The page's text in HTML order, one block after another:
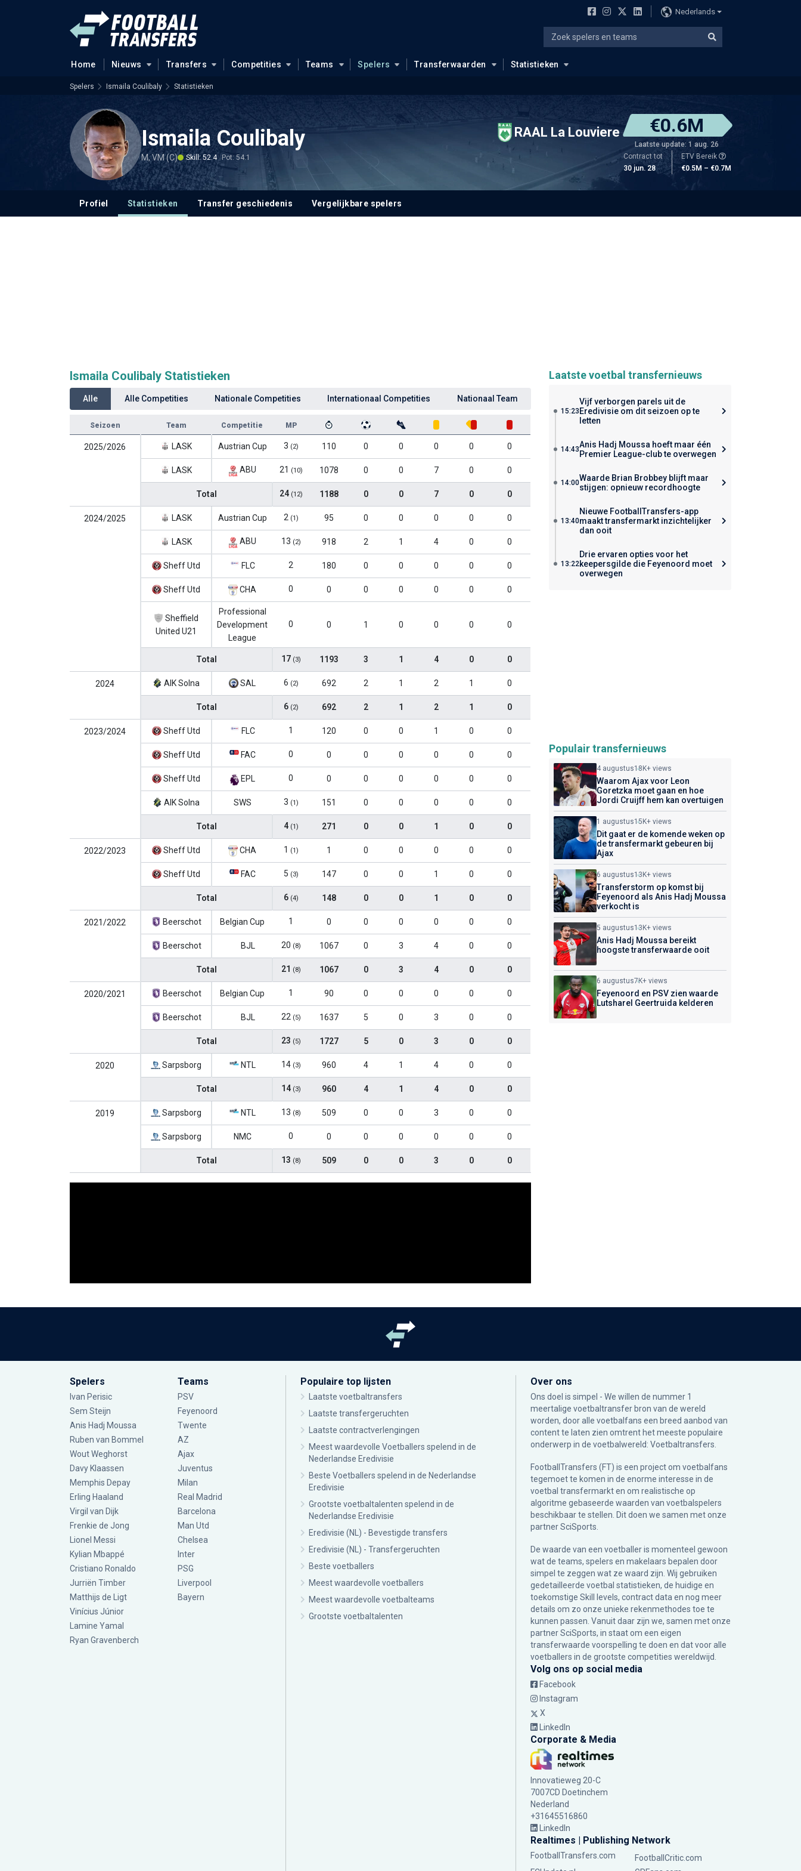
Nederlands
Home Nieuws Transfers Competities Teams Spelers Transferwaarden Statistieken
Spelers Ismaila Coulibaly Statistieken
Ismaila Coulibaly
M, VM (C) Skill: 52.4 Pot: 54.1
RAAL La Louviere €0.6M
Laatste update: 1 aug. 26
Contract tot
30 jun. 28
ETV Bereik
€0.5M – €0.7M
Profiel Statistieken Transfer geschiedenis Vergelijkbare spelers
Ismaila Coulibaly Statistieken
Alle Alle Competities Nationale Competities Internationaal Competities Nationaal Team
Seizoen Team Competitie MP
2025/2026 LASK Austrian Cup 3 (2) 110 0 0 0 0 0
LASK ABU 21 (10) 1078 0 0 7 0 0
Total 24 (12) 1188 0 0 7 0 0
2024/2025 LASK Austrian Cup 2 (1) 95 0 0 0 0 0
LASK ABU 13 (2) 918 2 1 4 0 0
Sheff Utd FLC 2 180 0 0 0 0 0
Sheff Utd CHA 0 0 0 0 0 0 0
Sheffield
United U21
Professional
Development
League
0 0 1 0 0 0 0
Total 17 (3) 1193 3 1 4 0 0
2024 AIK Solna SAL 6 (2) 692 2 1 2 1 0
Total 6 (2) 692 2 1 2 1 0
2023/2024 Sheff Utd FLC 1 120 0 0 1 0 0
Sheff Utd FAC 0 0 0 0 0 0 0
Sheff Utd EPL 0 0 0 0 0 0 0
AIK Solna SWS 3 (1) 151 0 0 0 0 0
Total 4 (1) 271 0 0 1 0 0
2022/2023 Sheff Utd CHA 1 (1) 1 0 0 0 0 0
Sheff Utd FAC 5 (3) 147 0 0 1 0 0
Total 6 (4) 148 0 0 1 0 0
2021/2022 Beerschot Belgian Cup 1 0 0 0 0 0 0
Beerschot BJL 20 (8) 1067 0 3 4 0 0
Total 21 (8) 1067 0 3 4 0 0
2020/2021 Beerschot Belgian Cup 1 90 0 0 0 0 0
Beerschot BJL 22 (5) 1637 5 0 3 0 0
Total 23 (5) 1727 5 0 3 0 0
2020 Sarpsborg NTL 14 (3) 960 4 1 4 0 0
Total 14 (3) 960 4 1 4 0 0
2019 Sarpsborg NTL 13 (8) 509 0 0 3 0 0
Sarpsborg NMC 0 0 0 0 0 0 0
Total 13 (8) 509 0 0 3 0 0
Laatste voetbal transfernieuws
15:23
Vijf verborgen parels uit de
Eredivisie om dit seizoen op te
letten
14:43Anis Hadj Moussa hoeft maar één
Premier League-club te overwegen
14:00Waarde Brian Brobbey blijft maar
stijgen: opnieuw recordhoogte
13:40
Nieuwe FootballTransfers-app
maakt transfermarkt inzichtelijker
dan ooit
13:22
Drie ervaren opties voor het
keepersgilde die Feyenoord moet
overwegen
Populair transfernieuws
4 augustus18K+ views
Waarom Ajax voor Leon
Goretzka moet gaan en hoe
Jordi Cruijff hem kan overtuigen
1 augustus15K+ views
Dit gaat er de komende weken op
de transfermarkt gebeuren bij
Ajax
6 augustus13K+ views
Transferstorm op komst bij
Feyenoord als Anis Hadj Moussa
verkocht is
5 augustus13K+ views
Anis Hadj Moussa bereikt
hoogste transferwaarde ooit
6 augustus7K+ views
Feyenoord en PSV zien waarde
Lutsharel Geertruida kelderen
Spelers
Ivan Perisic
Sem Steijn
Anis Hadj Moussa
Ruben van Bommel
Wout Weghorst
Davy Klaassen
Memphis Depay
Erling Haaland
Virgil van Dijk
Frenkie de Jong
Lionel Messi
Kylian Mbappé
Cristiano Ronaldo
Jurriën Timber
Matthijs de Ligt
Vinícius Júnior
Lamine Yamal
Ryan Gravenberch
Teams
PSV
Feyenoord
Twente
AZ
Ajax
Juventus
Milan
Real Madrid
Barcelona
Man Utd
Chelsea
Inter
PSG
Liverpool
Bayern
Populaire top lijsten
Laatste voetbaltransfers
Laatste transfergeruchten
Laatste contractverlengingen
Meest waardevolle Voetballers spelend in de
Nederlandse Eredivisie
Beste Voetballers spelend in de Nederlandse
Eredivisie
Grootste voetbaltalenten spelend in de
Nederlandse Eredivisie
Eredivisie (NL) - Bevestigde transfers
Eredivisie (NL) - Transfergeruchten
Beste voetballers
Meest waardevolle voetballers
Meest waardevolle voetbalteams
Grootste voetbaltalenten
Over ons
Ons doel is simpel - We willen de nummer 1
meertalige voetbaltransfer bron van de wereld
worden, door alle voetbalfans een breed aanbod van
content te laten zien omtrent het meeste populaire
onderwerp in de voetbalwereld: Voetbaltransfers.
FootballTransfers (FT) is een project om voetbalfans
tegemoet te komen in de enorme interesse in de
voetbal transfermarkt en om realistische op
algoritme gebaseerde waarden van voetbalspelers
beschikbaar te stellen. Dit doen we samen met onze
partnerSciSports
De waarde van een voetballer is momenteel gewoon
wat de teams, spelers en makelaars bepalen door
simpel te zeggen wat ze waard zijn. Wij gebruiken
gedetailleerde voetbal statistieken, de huidige en
toekomstige Skill levels, contract data en nog meer
details om zo onze unieke rekenmethodes toe te
kunnen passen. Vanuit daar zijn we, samen met onze
partner SciSports, in staat om een eigen
transferwaarde voorspelling te doen en dat voor alle
voetballers in de grootste competities wereldwijd.
Volg ons op social media
Facebook
Instagram
X
LinkedIn
Corporate & Media
Innovatieweg 20-C
7007CD Doetinchem
Nederland
+31645516860
LinkedIn
Realtimes | Publishing Network
FootballTransfers.com
FootballCritic.com